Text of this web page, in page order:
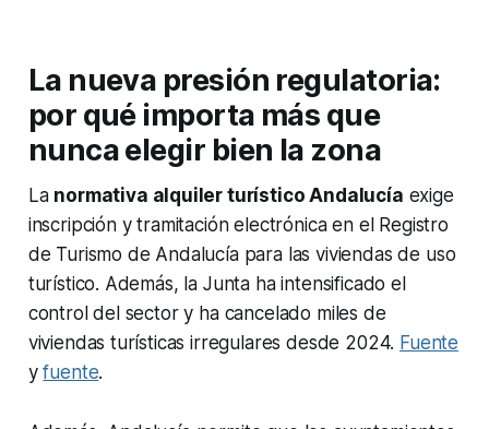
La nueva presión regulatoria:
por qué importa más que
nunca elegir bien la zona
La normativa alquiler turístico Andalucía exige
inscripción y tramitación electrónica en el Registro
de Turismo de Andalucía para las viviendas de uso
turístico. Además, la Junta ha intensificado el
control del sector y ha cancelado miles de
viviendas turísticas irregulares desde 2024. Fuente
yfuente.